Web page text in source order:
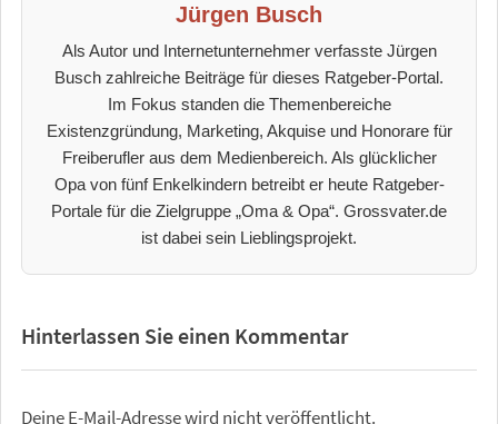
Jürgen Busch
Als Autor und Internetunternehmer verfasste Jürgen
Busch zahlreiche Beiträge für dieses Ratgeber-Portal.
Im Fokus standen die Themenbereiche
Existenzgründung, Marketing, Akquise und Honorare für
Freiberufler aus dem Medienbereich. Als glücklicher
Opa von fünf Enkelkindern betreibt er heute Ratgeber-
Portale für die Zielgruppe „Oma & Opa“. Grossvater.de
ist dabei sein Lieblingsprojekt.
Hinterlassen Sie einen Kommentar
Deine E-Mail-Adresse wird nicht veröffentlicht.